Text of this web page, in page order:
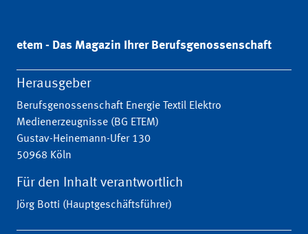
etem - Das Magazin Ihrer Berufsgenossenschaft
Herausgeber
Berufsgenossenschaft Energie Textil Elektro
Medienerzeugnisse (BG ETEM)
Gustav-Heinemann-Ufer 130
50968 Köln
Für den Inhalt verantwortlich
Jörg Botti (Hauptgeschäftsführer)